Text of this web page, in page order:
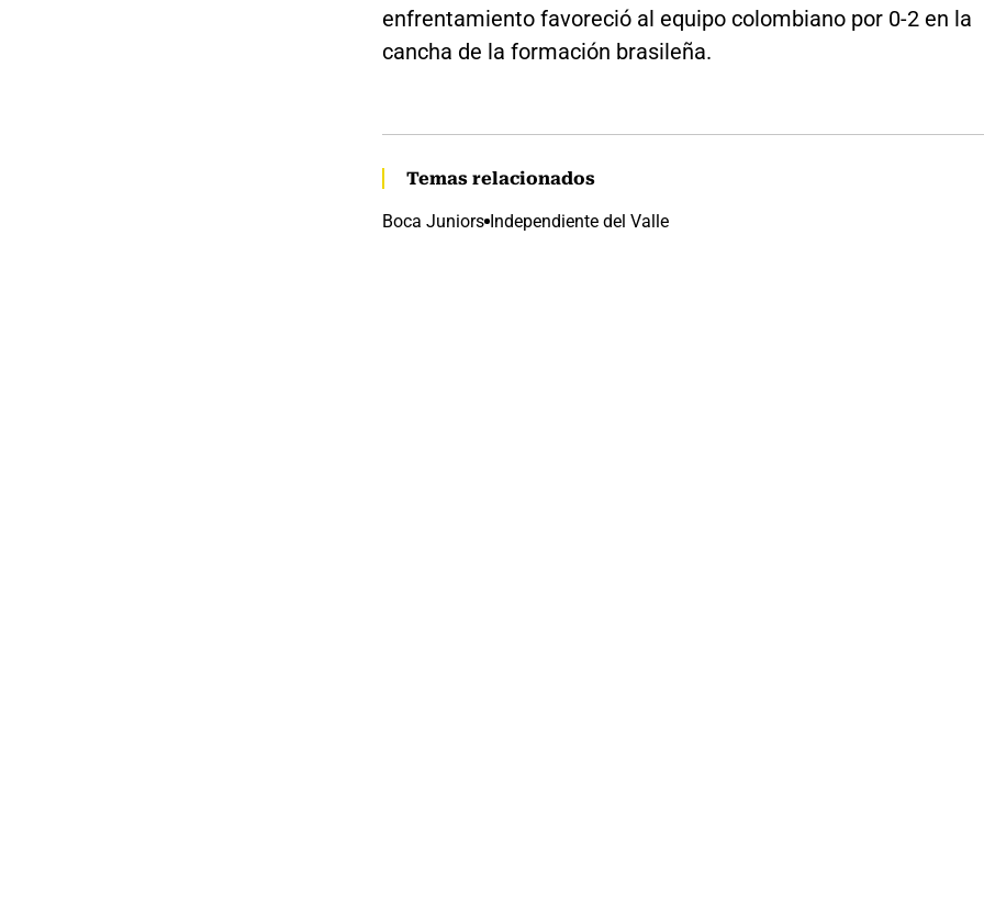
enfrentamiento favoreció al equipo colombiano por 0-2 en la
cancha de la formación brasileña.
Temas relacionados
Boca Juniors Independiente del Valle